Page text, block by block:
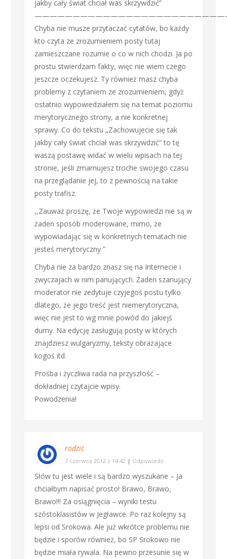
jakby cały świat chciał was skrzywdzić”
Chyba nie musze przytaczać cytatów, bo każdy
kto czyta ze zrozumieniem posty tutaj
zamieszczane rozumie o co w nich chodzi. Ja po
prostu stwierdzam fakty, więc nie wiem czego
jeszcze oczekujesz. Ty również masz chyba
problemy z czytaniem ze zrozumieniem, gdyż
ostatnio wypowiedziałem się na temat poziomu
merytorycznego strony, a nie konkretnej
sprawy. Co do tekstu „Zachowujecie się tak
jakby cały świat chciał was skrzywdzić” to tę
waszą postawę widać w wielu wpisach na tej
stronie, jeśli zmarnujesz troche swojego czasu
na przeglądanie jej, to z pewnością na takie
posty trafisz.
,,Zauważ proszę, że Twoje wypowiedzi nie są w
żaden sposób moderowane, mimo, że
wypowiadając się w konkretnych tematach nie
jesteś merytoryczny ”
Chyba nie za bardzo znasz się na Internecie i
zwyczajach w nim panujących. Żaden szanujący
moderator nie zedytuje czyjegoś postu tylko
dlatego, że jego treść jest niemerytoryczna,
więc nie jest to wg mnie powód do jakiejś
dumy. Na edycję zasługują posty w których
znajdziesz wulgaryzmy, teksty obrażające
kogoś itd.
Prośba i życzliwa rada na przyszłość –
dokładniej czytajcie wpisy.
Powodzenia!
rodzic
7 czerwca 2012 z 14:42 | Odpowiedz
Słów tu jest wiele i są bardzo wyszukane – Ja
chciałbym napisać prosto! Brawo, Brawo,
Brawo!!! Za osiągnięcia – wyniki testu
szóstoklasistów w Jegławce. Po raz kolejny są
lepsi od Srokowa. Ale już wkrótce problemu nie
będzie i sporów również, bo SP Srokowo nie
będzie miała rywala. Na pewno przesunie się w